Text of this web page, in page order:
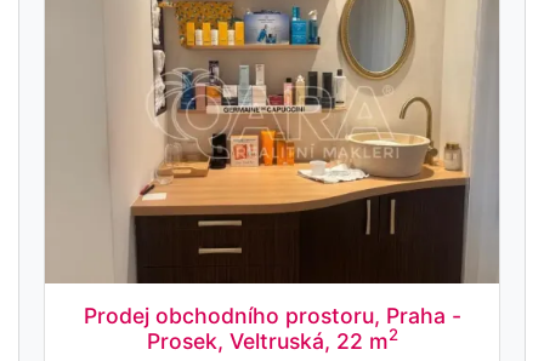
Prodej obchodního prostoru, Praha -
Prosek, Veltruská, 22 m2